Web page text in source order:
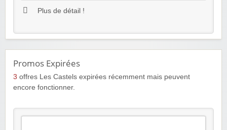
Plus de détail !
Promos Expirées
3 offres Les Castels expirées récemment mais peuvent
encore fonctionner.